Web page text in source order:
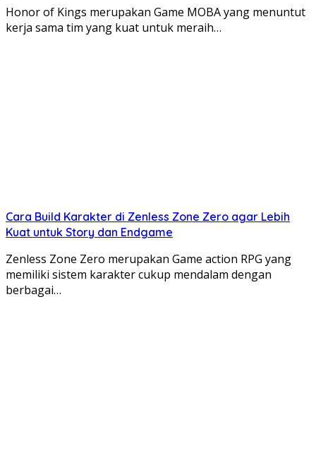
Honor of Kings merupakan Game MOBA yang menuntut
kerja sama tim yang kuat untuk meraih…
Cara Build Karakter di Zenless Zone Zero agar Lebih
Kuat untuk Story dan Endgame
Zenless Zone Zero merupakan Game action RPG yang
memiliki sistem karakter cukup mendalam dengan
berbagai…